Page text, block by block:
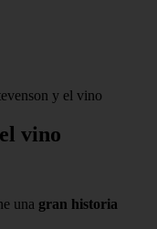
y el vino
vino
una gran historia